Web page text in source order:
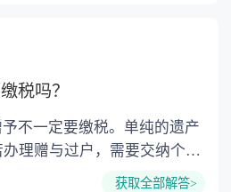
税吗？
理赠与过户，需要交纳个人
证费。赠与过户是没有增值税
获取全部解答>